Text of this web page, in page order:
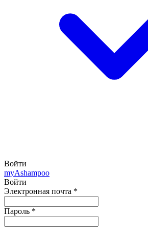
Войти
myAshampoo
Войти
Электронная почта *
Пароль *